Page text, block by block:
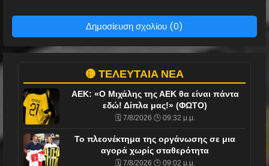
Δημοσίευση σχολίου (0)
🟡 ΤΕΛΕΥΤΑΙΑ ΝΕΑ
ΑΕΚ: «Ο Μιχάλης της ΑΕΚ θα είναι πάντα
εδώ! Δίπλα μας!» (ΦΩΤΟ)
🗓️ 7/8/2026 🕒 09:32 μ.μ.
Το πλεονέκτημα της οργάνωσης σε μια
αγορά χωρίς σταθερότητα
🗓️ 7/8/2026 🕒 09:02 μ.μ.